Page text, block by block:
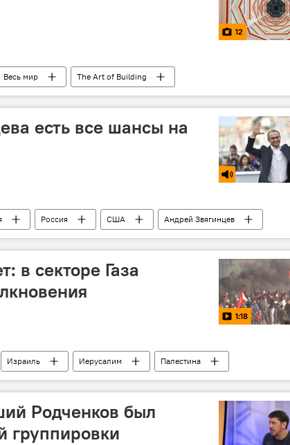
12
Весь мир The Art of Building
есть все шансы на
Россия США
Андрей Звягинцев
Премия "Оскар" фильм "Нелюбовь"
в секторе Газа
1:18
Израиль Иерусалим
Палестина
Родченков был
группировки